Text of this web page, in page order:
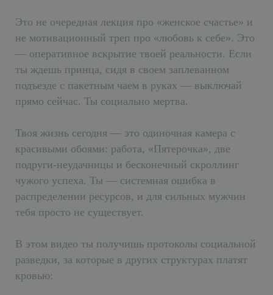
Это не очередная лекция про «женское счастье» и
не мотивационный треп про «любовь к себе». Это
— оперативное вскрытие твоей реальности. Если
ты ждешь принца, сидя в своем заплеванном
подъезде с пакетным чаем в руках — выключай
прямо сейчас. Ты социально мертва.
Твоя жизнь сегодня — это одиночная камера с
красивыми обоями: работа, «Пятерочка», две
подруги-неудачницы и бесконечный скроллинг
чужого успеха. Ты — системная ошибка в
распределении ресурсов, и для сильных мужчин
тебя просто не существует.
В этом видео ты получишь протоколы социальной
разведки, за которые в других структурах платят
кровью: